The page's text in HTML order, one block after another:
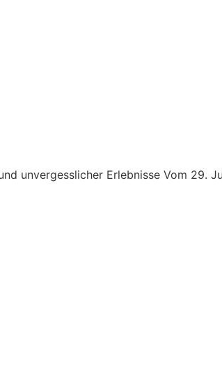
unvergesslicher Erlebnisse Vom 29.